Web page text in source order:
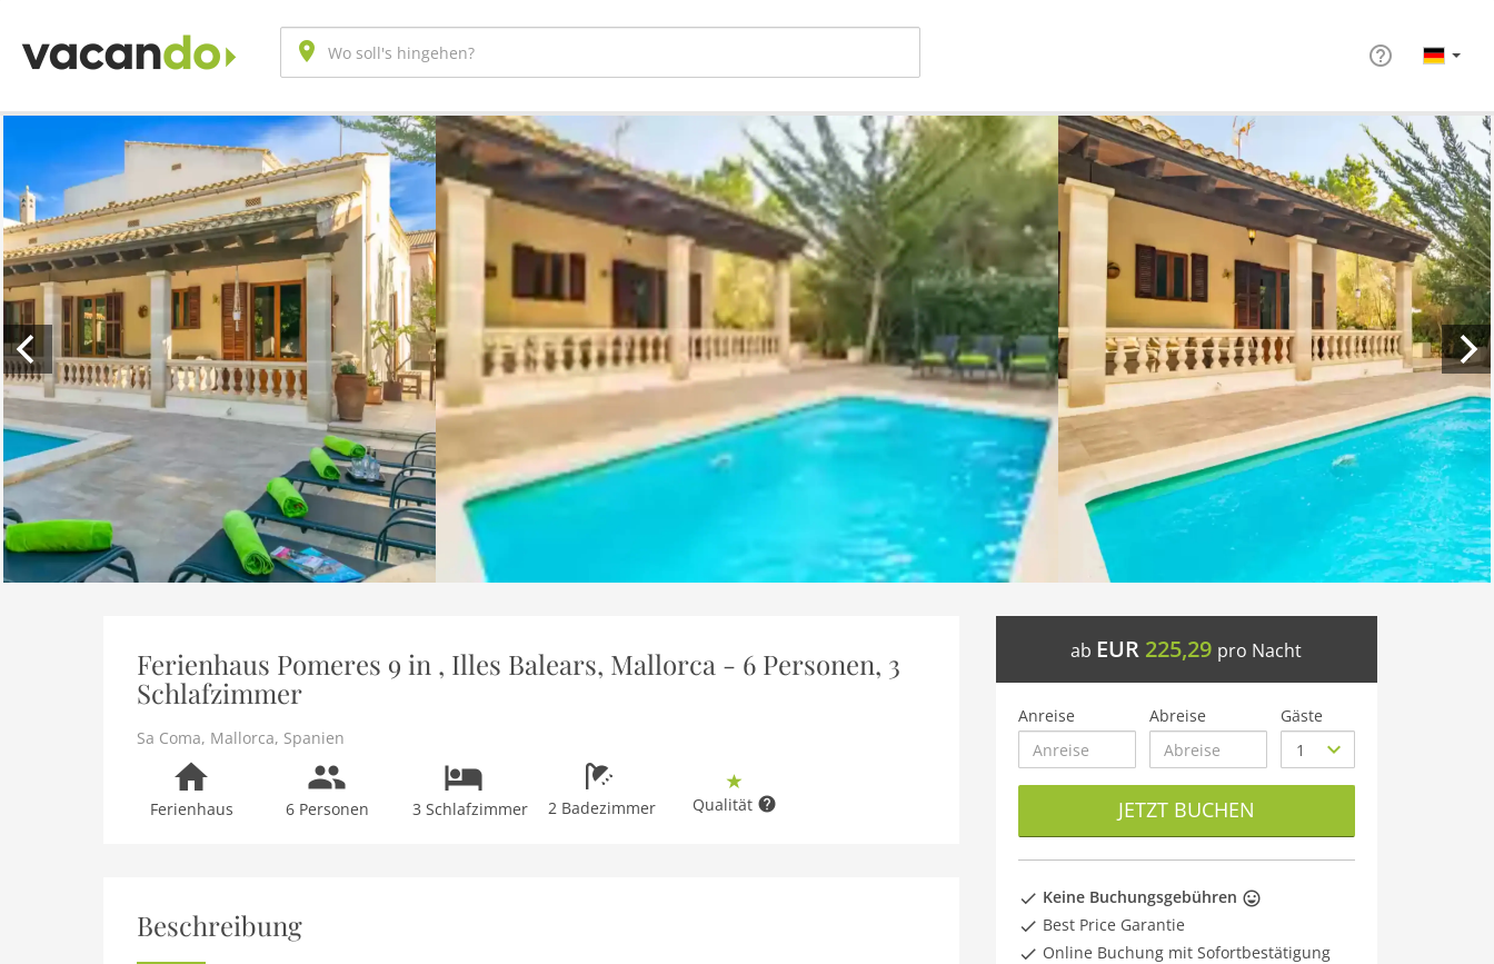
Ferienhaus Pomeres 9 in , Illes Balears, Mallorca - 6 Personen, 3
Schlafzimmer
Sa Coma, Mallorca, Spanien
Ferienhaus 6 Personen 3 Schlafzimmer 2 Badezimmer Qualität
Beschreibung
ab EUR 225,29 pro Nacht
Anreise Abreise Gäste
JETZT BUCHEN
Keine Buchungsgebühren
Best Price Garantie
Online Buchung mit Sofortbestätigung